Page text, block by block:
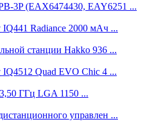
3P (EAX6474430, EAY6251 ...
Radiance 2000 мАч ...
станции Hakko 936 ...
Quad EVO Chic 4 ...
ГГц LGA 1150 ...
управлен ...